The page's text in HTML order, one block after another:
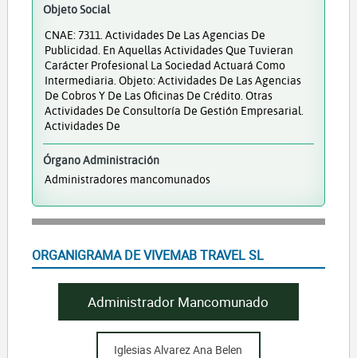
Objeto Social
CNAE: 7311. Actividades De Las Agencias De
Publicidad. En Aquellas Actividades Que Tuvieran
Carácter Profesional La Sociedad Actuará Como
Intermediaria. Objeto: Actividades De Las Agencias
De Cobros Y De Las Oficinas De Crédito. Otras
Actividades De Consultoría De Gestión Empresarial.
Actividades De
Órgano Administración
Administradores mancomunados
ORGANIGRAMA DE VIVEMAB TRAVEL SL
Administrador Mancomunado
Iglesias Alvarez Ana Belen